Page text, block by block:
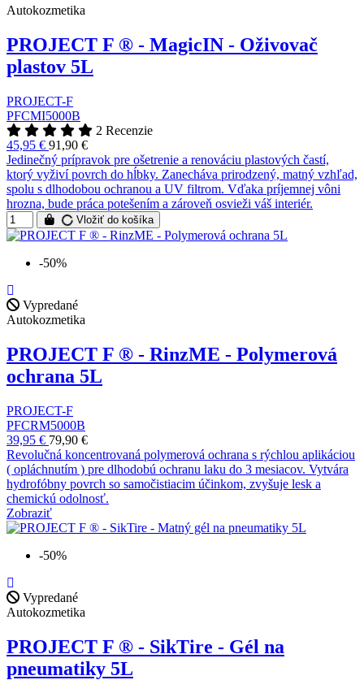
Autokozmetika
PROJECT F ® - MagicIN - Oživovač
plastov 5L
PROJECT-F
PFCMI5000B
2 Recenzie
45,95 € 91,90 €
Jedinečný prípravok pre ošetrenie a renováciu plastových častí,
ktorý vyživí povrch do hĺbky. Zanecháva prirodzený, matný vzhľad,
spolu s dlhodobou ochranou a UV filtrom. Vďaka príjemnej vôni
hrozna, bude práca potešením a zároveň osvieži váš interiér.
Vložiť do košíka
-50%
Vypredané
Autokozmetika
PROJECT F ® - RinzME - Polymerová
ochrana 5L
PROJECT-F
PFCRM5000B
39,95 € 79,90 €
Revolučná koncentrovaná polymerová ochrana s rýchlou aplikáciou
( opláchnutím ) pre dlhodobú ochranu laku do 3 mesiacov. Vytvára
hydrofóbny povrch so samočistiacim účinkom, zvyšuje lesk a
chemickú odolnosť.
Zobraziť
-50%
Vypredané
Autokozmetika
PROJECT F ® - SikTire - Gél na
pneumatiky 5L